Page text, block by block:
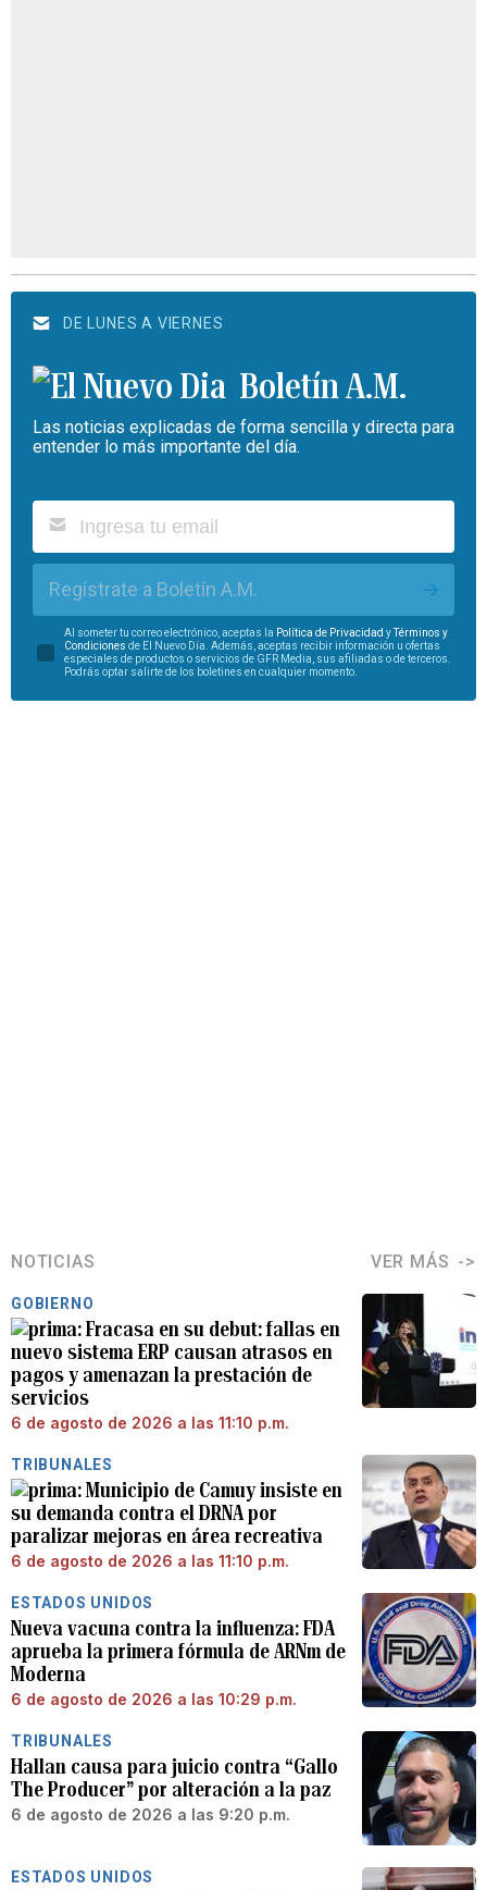
DE LUNES A VIERNES
Boletín A.M.
Las noticias explicadas de forma sencilla y directa para
entender lo más importante del día.
Regístrate a Boletín A.M.
Al someter tu correo electrónico, aceptas la Política de Privacidad yTérminos y
Condiciones de El Nuevo Día. Además, aceptas recibir información u ofertas
especiales de productos o servicios de GFR Media, sus afiliadas o de terceros.
Podrás optar salirte de los boletines en cualquier momento.
NOTICIAS VER MÁS
GOBIERNO
Fracasa en su debut: fallas en
nuevo sistema ERP causan atrasos en
pagos y amenazan la prestación de
servicios
6 de agosto de 2026 a las 11:10 p.m.
TRIBUNALES
Municipio de Camuy insiste en
su demanda contra el DRNA por
paralizar mejoras en área recreativa
6 de agosto de 2026 a las 11:10 p.m.
ESTADOS UNIDOS
Nueva vacuna contra la influenza: FDA
aprueba la primera fórmula de ARNm de
Moderna
6 de agosto de 2026 a las 10:29 p.m.
TRIBUNALES
Hallan causa para juicio contra “Gallo
The Producer” por alteración a la paz
6 de agosto de 2026 a las 9:20 p.m.
ESTADOS UNIDOS